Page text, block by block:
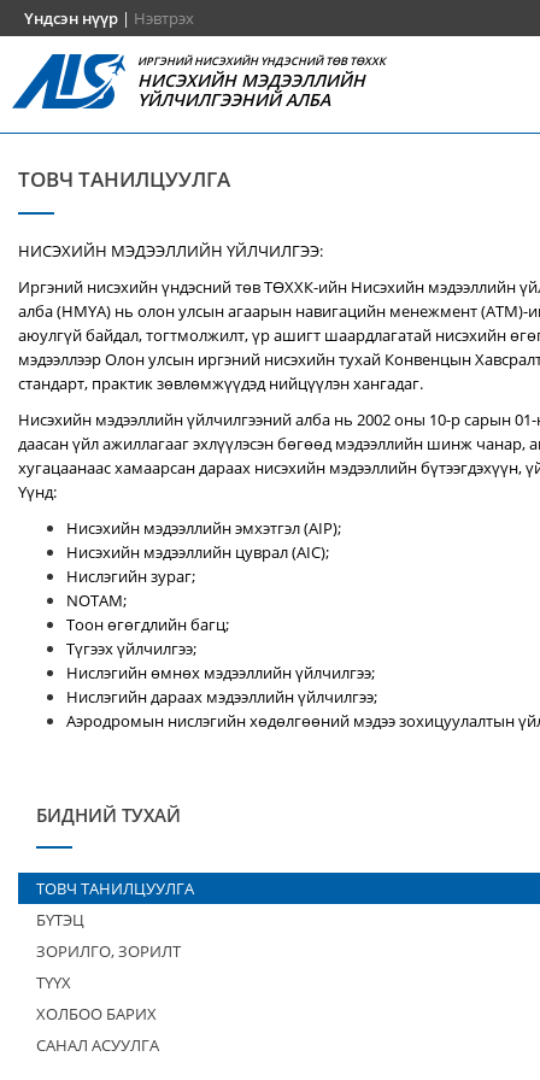
Үндсэн нүүр | Нэвтрэх
ИРГЭНИЙ НИСЭХИЙН ҮНДЭСНИЙ ТӨВ ТӨХХК
НИСЭХИЙН МЭДЭЭЛЛИЙН
ҮЙЛЧИЛГЭЭНИЙ АЛБА
ТОВЧ ТАНИЛЦУУЛГА
НИСЭХИЙН МЭДЭЭЛЛИЙН ҮЙЛЧИЛГЭЭ:
Иргэний нисэхийн үндэсний төв ТӨХХК-ийн Нисэхийн мэдээллийн
алба (НМҮА) нь олон улсын агаарын навигацийн менежмент (ATM)-
аюулгүй байдал, тогтмолжилт, үр ашигт шаардлагатай нисэхийн
мэдээллээр Олон улсын иргэний нисэхийн тухай Конвенцын
стандарт, практик зөвлөмжүүдэд нийцүүлэн хангадаг.
Нисэхийн мэдээллийн үйлчилгээний алба нь 2002 оны 10-р сарын
даасан үйл ажиллагааг эхлүүлэсэн бөгөөд мэдээллийн шинж чанар,
хугацаанаас хамаарсан дараах нисэхийн мэдээллийн бүтээгдэхүүн,
Үүнд:
Нисэхийн мэдээллийн эмхэтгэл (AIP);
Нисэхийн мэдээллийн цуврал (AIC);
Нислэгийн зураг;
NOTAM;
Тоон өгөгдлийн багц;
Түгээх үйлчилгээ;
Нислэгийн өмнөх мэдээллийн үйлчилгээ;
Нислэгийн дараах мэдээллийн үйлчилгээ;
Аэродромын нислэгийн хөдөлгөөний мэдээ зохицуулалтын
БИДНИЙ ТУХАЙ
ТОВЧ ТАНИЛЦУУЛГА
БҮТЭЦ
ЗОРИЛГО, ЗОРИЛТ
ТҮҮХ
ХОЛБОО БАРИХ
САНАЛ АСУУЛГА